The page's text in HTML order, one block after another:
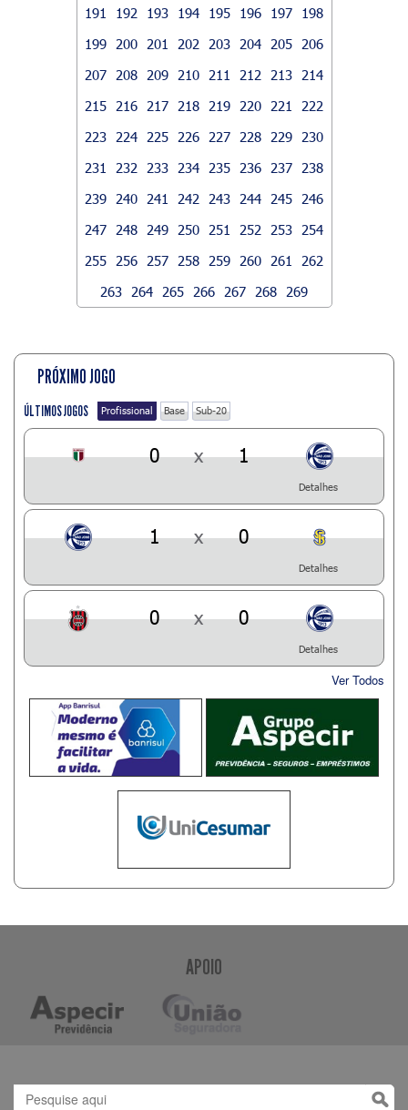
191
192 193 194 195 196 197
198
199
200 201 202 203 204 205
206
207
208 209 210 211 212 213
214
215
216 217 218 219 220 221
222
223
224 225 226 227 228 229
230
231
232 233 234 235 236 237
238
239
240 241 242 243 244 245
246
247
248 249 250 251 252 253
254
255
256 257 258 259 260 261
262
263
264 265 266 267 268 269
PRÓXIMO JOGO
ÚLTIMOS JOGOS Profissional Base Sub-20
0 x 1
Detalhes
1 x 0
Detalhes
0 x 0
Detalhes
Ver Todos
APOIO